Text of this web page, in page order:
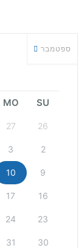
ספטמבר
SU
MO
26
27
2
3
9
10
16
17
23
24
30
31